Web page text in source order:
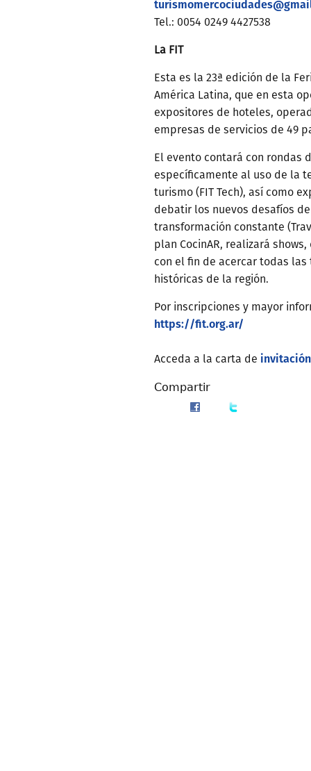
Tel.: 0054 0249 4427538
La FIT
Esta es la 23ª edición de la
América Latina, que en esta
expositores de hoteles,
empresas de servicios de 49
El evento contará con rondas
específicamente al uso de la
turismo (FIT Tech), así como
debatir los nuevos desafíos
transformación constante
plan CocinAR, realizará
con el fin de acercar todas
históricas de la región.
Por inscripciones y mayor
https://fit.org.ar/
Acceda a la carta de invitación
Compartir